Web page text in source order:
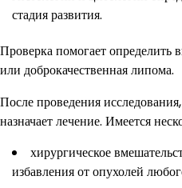
стадия развития.
Проверка помогает определить
или доброкачественная липома.
После проведения
назначает лечение. Имеется
хирургическое
избавления от опухолей